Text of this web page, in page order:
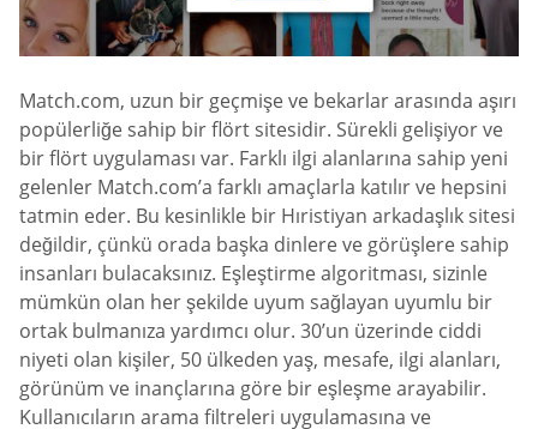
Match.com, uzun bir geçmişe ve bekarlar arasında aşırı
popülerliğe sahip bir flört sitesidir. Sürekli gelişiyor ve
bir flört uygulaması var. Farklı ilgi alanlarına sahip yeni
gelenler Match.com’a farklı amaçlarla katılır ve hepsini
tatmin eder. Bu kesinlikle bir Hıristiyan arkadaşlık sitesi
değildir, çünkü orada başka dinlere ve görüşlere sahip
insanları bulacaksınız. Eşleştirme algoritması, sizinle
mümkün olan her şekilde uyum sağlayan uyumlu bir
ortak bulmanıza yardımcı olur. 30’un üzerinde ciddi
niyeti olan kişiler, 50 ülkeden yaş, mesafe, ilgi alanları,
görünüm ve inançlarına göre bir eşleşme arayabilir.
Kullanıcıların arama filtreleri uygulamasına ve